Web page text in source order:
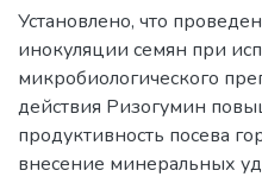
Установлено, что
инокуляции семян при
микробиологического
действия Ризогумин
продуктивность посева
внесение минеральных